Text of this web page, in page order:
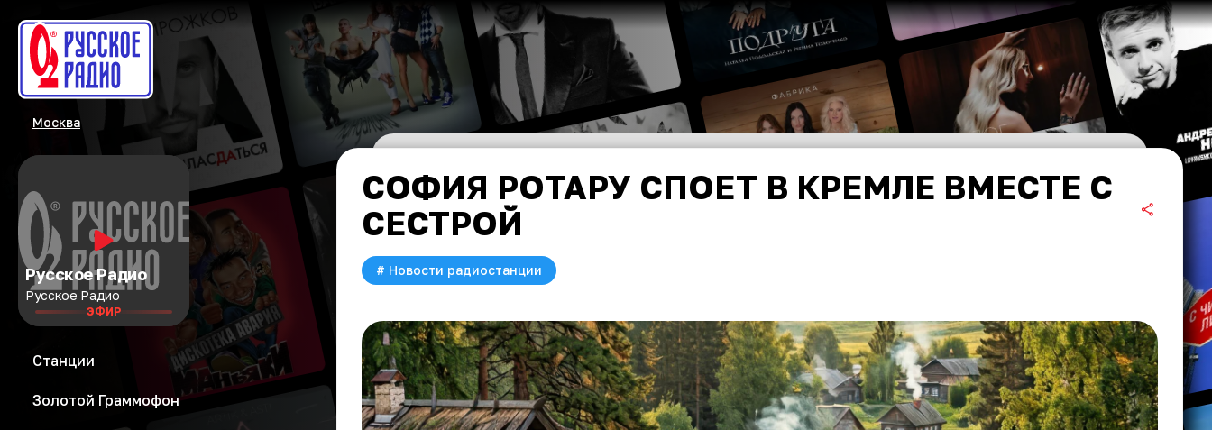
Москва
Русское Радио
Русское Радио
ЭФИР
Станции
Золотой Граммофон
СОФИЯ РОТАРУ СПОЕТ В КРЕМЛЕ ВМЕСТЕ С
СЕСТРОЙ
# Новости радиостанции